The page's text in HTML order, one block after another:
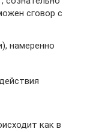
сговор с
намеренно
как в